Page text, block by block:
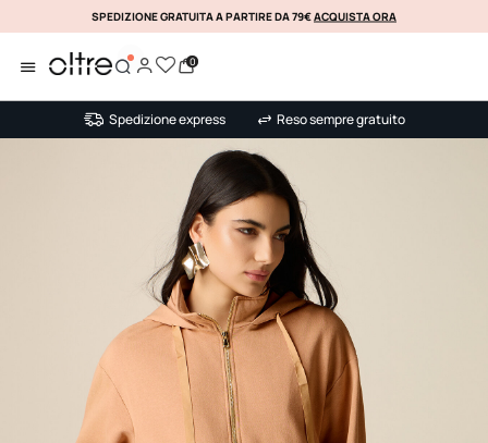
KLARNA
SPEDIZIONE GRATUITA A PARTIRE DA 79€ACQUISTA ORA
0
Spedizione express Reso sempre gratuito